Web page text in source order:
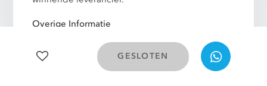
Overige Informatie
Door het indienen van uw offerte gaat
leverancier zonder voorbehoud akkoord met
de Algemene Inkoopvoorwaarden (AIV)
GESLOTEN